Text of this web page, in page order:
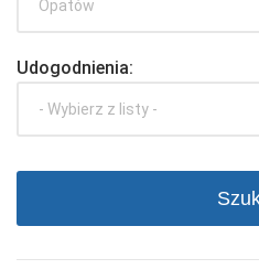
Udogodnienia:
- Wybierz z listy -